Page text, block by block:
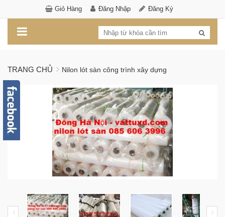
Giỏ Hàng Đăng Nhập Đăng Ký
TRANG CHỦ Nilon lót sàn công trình xây dựng